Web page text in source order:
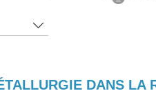
DANS LA